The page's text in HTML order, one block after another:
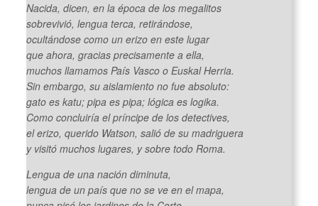
Nacida, dicen, en la época de los megalitos
sobrevivió, lengua terca, retirándose,
ocultándose como un erizo en este lugar
que ahora, gracias precisamente a ella,
muchos llamamos País Vasco o Euskal Herria.
Sin embargo, su aislamiento no fue absoluto:
gato es katu; pipa es pipa; lógica es logika.
Como concluiría el príncipe de los detectives,
el erizo, querido Watson, salió de su madriguera
y visitó muchos lugares, y sobre todo Roma.
Lengua de una nación diminuta,
lengua de un país que no se ve en el mapa,